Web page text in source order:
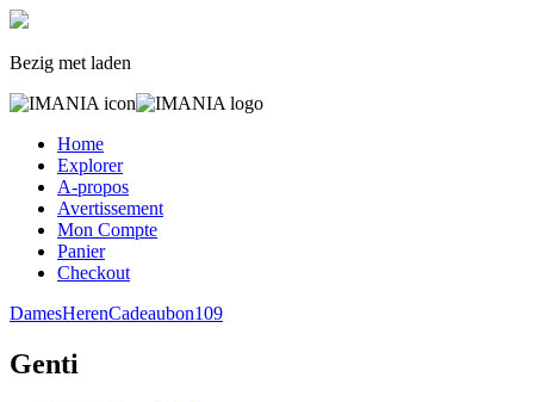
Bezig met laden
Home
Explorer
A-propos
Avertissement
Mon Compte
Panier
Checkout
DamesHerenCadeaubon109
Genti